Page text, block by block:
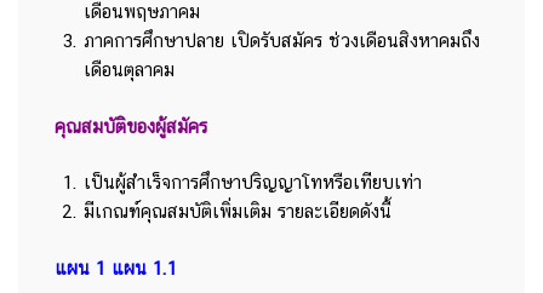
เดือนพฤษภาคม
ภาคการศึกษาปลาย เปิดรับสมัคร ช่วงเดือนสิงหาคมถึง
เดือนตุลาคม
คุณสมบัติของผู้สมัคร
เป็นผู้สำเร็จการศึกษาปริญญาโทหรือเทียบเท่า
มีเกณฑ์คุณสมบัติเพิ่มเติม รายละเอียดดังนี้
แผน 1 แผน 1.1